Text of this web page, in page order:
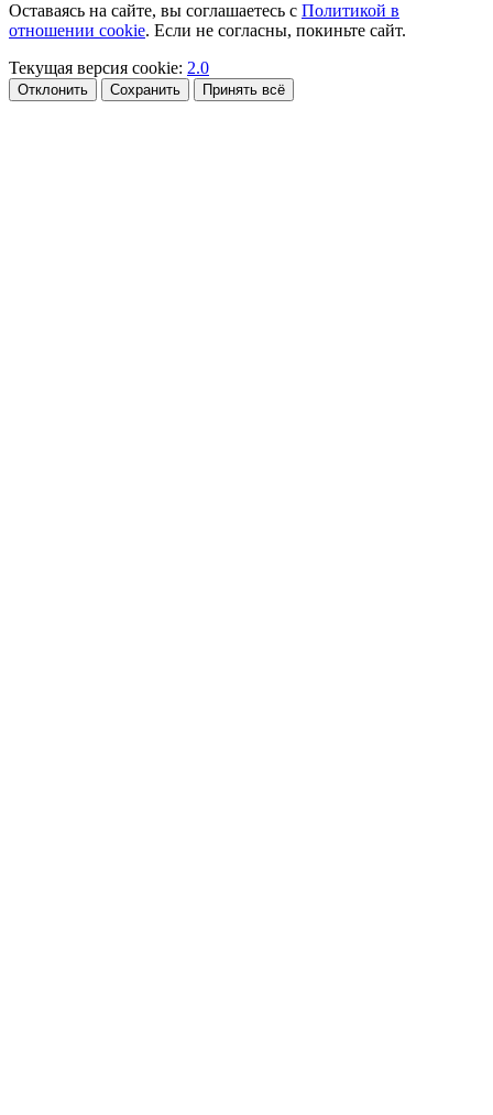
Оставаясь на сайте, вы соглашаетесь с Политикой в
отношении cookie. Если не согласны, покиньте сайт.
Текущая версия cookie: 2.0
Отклонить Сохранить Принять всё